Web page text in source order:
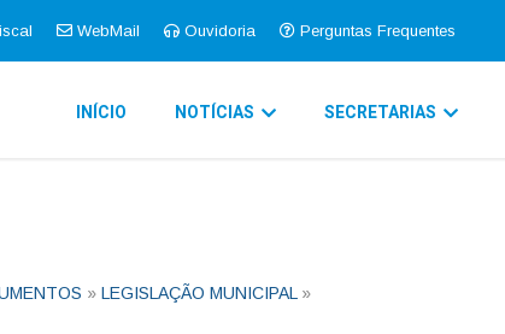
WebMail Ouvidoria Perguntas Frequentes
INÍCIO NOTÍCIAS SECRETARIAS
» LEGISLAÇÃO MUNICIPAL »